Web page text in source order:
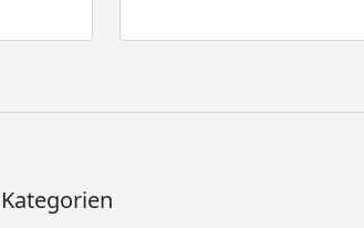
Kategorien